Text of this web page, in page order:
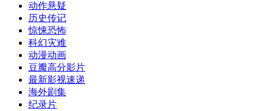
动作悬疑
历史传记
惊悚恐怖
科幻灾难
动漫动画
豆瓣高分影片
最新影视速递
海外剧集
纪录片